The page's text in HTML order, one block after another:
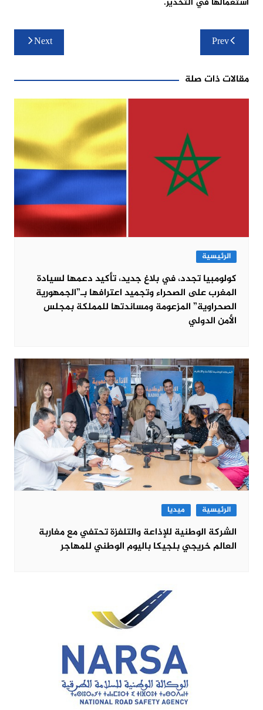
تصفّح
المقالات
Prev
Next
مقالات ذات صلة
الرئيسية
كولومبيا تجدد، في بلاغ جديد، تأكيد دعمها لسيادة
المغرب على الصحراء وتجميد اعترافها بـ”الجمهورية
الصحراوية” المزعومة ومساندتها للمملكة بمجلس
الأمن الدولي
الرئيسية ميديا
الشركة الوطنية للإذاعة والتلفزة تحتفي مع مغاربة
العالم خريجي بلجيكا باليوم الوطني للمهاجر